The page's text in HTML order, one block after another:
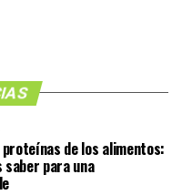
de los alimentos:
saber para una